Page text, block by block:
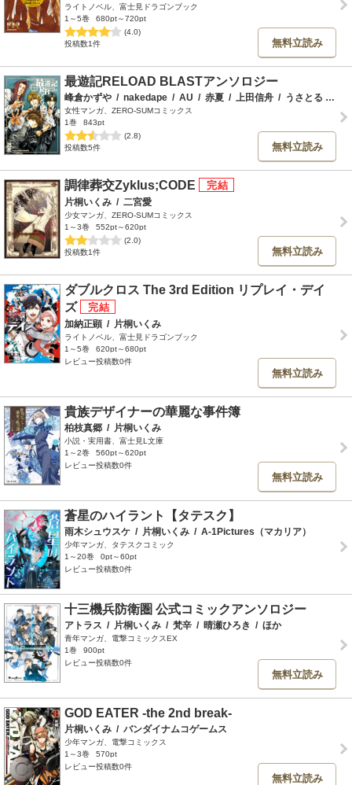
ライトノベル、富士見ドラゴンブック
1～5巻
680pt～720pt
(4.0)
投稿数1件
無料立読み
最遊記RELOAD BLASTアンソロジー
峰倉かずや / nakedape / AU / 赤夏 / 上田信舟 / うさとる / 遠
女性マンガ、ZERO-SUMコミックス
1巻
843pt
(2.8)
投稿数5件
無料立読み
調律葬交Zyklus;CODE
片桐いくみ / 二宮愛
少女マンガ、ZERO-SUMコミックス
1～3巻
552pt～620pt
(2.0)
投稿数1件
無料立読み
ダブルクロス The 3rd Edition リプレイ・デイ
ズ
加納正顕 / 片桐いくみ
ライトノベル、富士見ドラゴンブック
1～5巻
620pt～680pt
レビュー投稿数0件
無料立読み
貴族デザイナーの華麗な事件簿
柏枝真郷 / 片桐いくみ
小説・実用書、富士見L文庫
1～2巻
560pt～620pt
レビュー投稿数0件
無料立読み
蒼星のハイラント【タテスク】
雨木シュウスケ / 片桐いくみ / A-1Pictures（マカリア）
少年マンガ、タテスクコミック
1～20巻
0pt～60pt
レビュー投稿数0件
十三機兵防衛圏 公式コミックアンソロジー
アトラス / 片桐いくみ / 梵辛 / 晴瀬ひろき / ほか
青年マンガ、電撃コミックスEX
1巻
900pt
レビュー投稿数0件
無料立読み
GOD EATER -the 2nd break-
片桐いくみ / バンダイナムコゲームス
少年マンガ、電撃コミックス
1～3巻
570pt
レビュー投稿数0件
無料立読み